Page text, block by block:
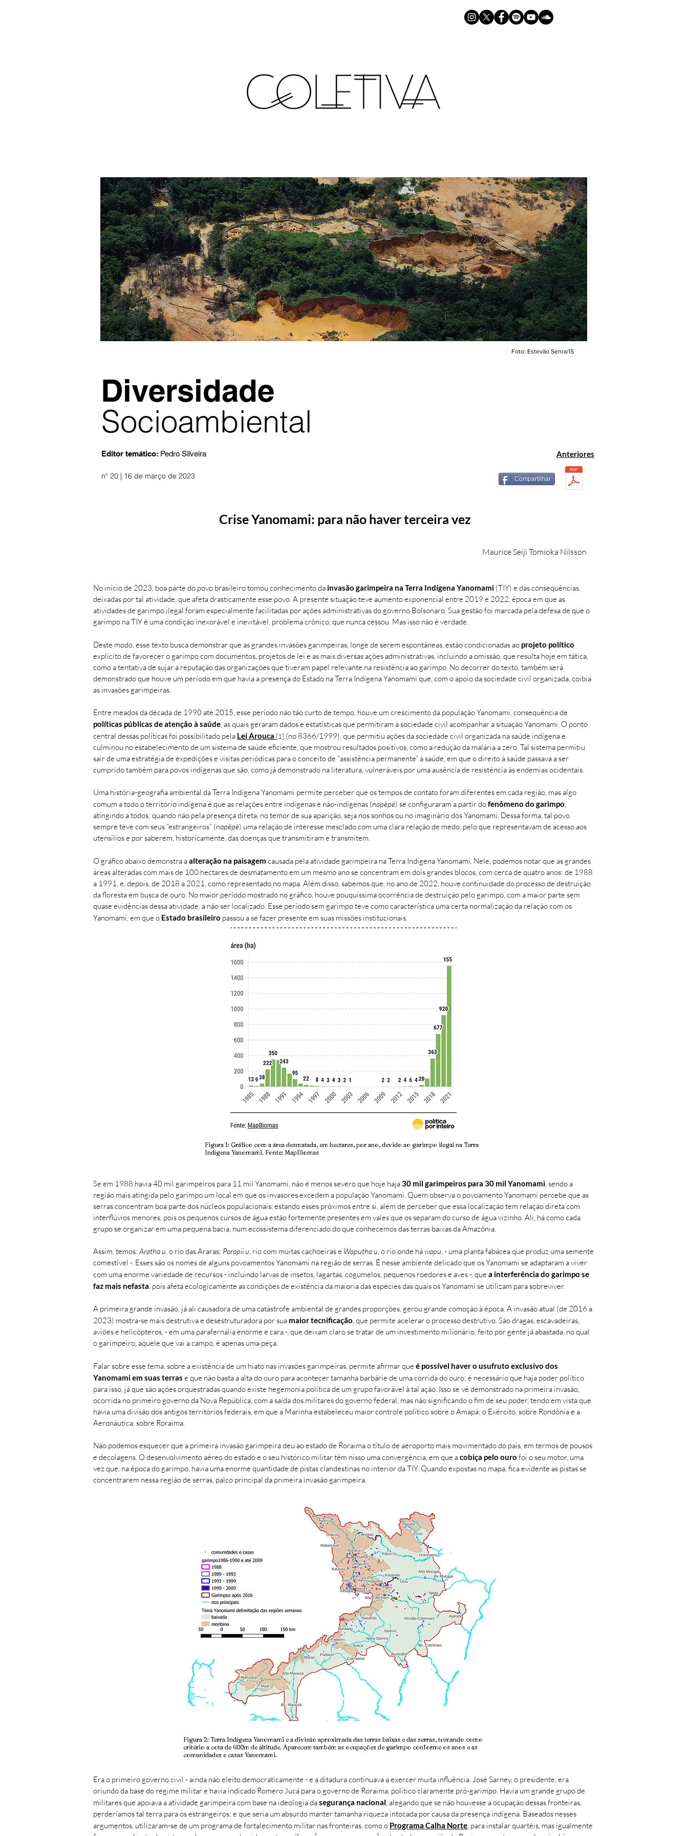
Foto: Estevão Senra/IS
Diversidade
Socioambiental
Editor temático: Pedro Silveira
nº 20 | 16 de março de 2023
Anteriores
Compartilhar
Crise Yanomami: para não haver terceira vez
Maurice Seiji Tomioka Nilsson
No início de 2023, boa parte do povo brasileiro tomou conhecimento da invasão garimpeira na Terra Indígena Yanomami (TIY) e das consequências
deixadas por tal atividade, que afeta drasticamente esse povo. A presente situação teve aumento exponencial entre 2019 e 2022, época em que as
atividades de garimpo ilegal foram especialmente facilitadas por ações administrativas do governo Bolsonaro. Sua gestão foi marcada pela defesa de que o
garimpo na TIY é uma condição inexorável e inevitável, problema crônico, que nunca cessou. Mas isso não é verdade.
Deste modo, esse texto busca demonstrar que as grandes invasões garimpeiras, longe de serem espontâneas, estão condicionadas ao projeto político
explícito de favorecer o garimpo com documentos, projetos de lei e as mais diversas ações administrativas, incluindo a omissão, que resulta hoje em tática,
como a tentativa de sujar a reputação das organizações que tiveram papel relevante na resistência ao garimpo. No decorrer do texto, também será
demonstrado que houve um período em que havia a presença do Estado na Terra Indígena Yanomami que, com o apoio da sociedade civil organizada, coibia
as invasões garimpeiras.
Entre meados da década de 1990 até 2015, esse período não tão curto de tempo, houve um crescimento da população Yanomami, consequência de
políticas públicas de atenção à saúde, as quais geraram dados e estatísticas que permitiram à sociedade civil acompanhar a situação Yanomami. O ponto
central dessas políticas foi possibilitado pela Lei Arouca [1] (no 8366/1999), que permitiu ações da sociedade civil organizada na saúde indígena e
culminou no estabelecimento de um sistema de saúde eficiente, que mostrou resultados positivos, como a redução da malária a zero. Tal sistema permitiu
sair de uma estratégia de expedições e visitas periódicas para o conceito de “assistência permanente” à saúde, em que o direito à saúde passava a ser
cumprido também para povos indígenas que são, como já demonstrado na literatura, vulneráveis por uma ausência de resistência às endemias ocidentais.
Uma história-geografia ambiental da Terra Indígena Yanomami permite perceber que os tempos de contato foram diferentes em cada região, mas algo
comum a todo o território indígena é que as relações entre indígenas e não-indígenas (napëpë) se configuraram a partir dofenômeno do garimpo,
atingindo a todos; quando não pela presença direta, no temor de sua aparição, seja nos sonhos ou no imaginário dos Yanomami. Dessa forma, tal povo
sempre teve com seus “estrangeiros” (napëpë) uma relação de interesse mesclado com uma clara relação de medo, pelo que representavam de acesso aos
utensílios e por saberem, historicamente, das doenças que transmitiram e transmitem.
O gráfico abaixo demonstra aalteração na paisagem causada pela atividade garimpeira na Terra Indígena Yanomami. Nele, podemos notar que as grandes
áreas alteradas com mais de 100 hectares de desmatamento em um mesmo ano se concentram em dois grandes blocos, com cerca de quatro anos: de 1988
a 1991, e, depois, de 2018 a 2021, como representado no mapa. Além disso, sabemos que, no ano de 2022, houve continuidade do processo de destruição
da floresta em busca de ouro. No maior período mostrado no gráfico, houve pouquíssima ocorrência de destruição pelo garimpo, com a maior parte sem
quase evidências dessa atividade, a não ser localizado. Esse período sem garimpo teve como característica uma certa normalização da relação com os
Yanomami, em que o Estado brasileiro passou a se fazer presente em suas missões institucionais.
Figura 1: Gráfico com a área desmatada, em hectares, por ano, devido ao garimpo ilegal na Terra
Indígena Yanomami. Fonte: MapBiomas
Se em 1988 havia 40 mil garimpeiros para 11 mil Yanomami, não é menos severo que hoje haja30 mil garimpeiros para 30 mil Yanomami, sendo a
região mais atingida pelo garimpo um local em que os invasores excedem a população Yanomami. Quem observa o povoamento Yanomami percebe que as
serras concentram boa parte dos núcleos populacionais, estando esses próximos entre si, além de perceber que essa localização tem relação direta com
interflúvios menores, pois os pequenos cursos de água estão fortemente presentes em vales que os separam do curso de água vizinho. Ali, há como cada
grupo se organizar em uma pequena bacia, num ecossistema diferenciado do que conhecemos das terras baixas da Amazônia.
Assim, temos:Aratha u, o rio das Araras; Porapii u, rio com muitas cachoeiras e Waputha u, o rio onde háwapu, - uma planta fabácea que produz uma semente
comestível -. Esses são os nomes de alguns povoamentos Yanomami na região de serras. É nesse ambiente delicado que os Yanomami se adaptaram a viver
com uma enorme variedade de recursos - incluindo larvas de insetos, lagartas, cogumelos, pequenos roedores e aves -, que a interferência do garimpo se
faz mais nefasta, pois afeta ecologicamente as condições de existência da maioria das espécies das quais os Yanomami se utilizam para sobreviver.
A primeira grande invasão, já ali causadora de uma catástrofe ambiental de grandes proporções, gerou grande comoção à época. A invasão atual (de 2016 a
2023) mostra-se mais destrutiva e desestruturadora por sua maior tecnificação, que permite acelerar o processo destrutivo. São dragas, escavadeiras,
aviões e helicópteros, - em uma parafernália enorme e cara -, que deixam claro se tratar de um investimento milionário, feito por gente já abastada, no qual
o garimpeiro, aquele que vai a campo, é apenas uma peça.
Falar sobre esse tema, sobre a existência de um hiato nas invasões garimpeiras, permite afirmar que é possível haver o usufruto exclusivo dos
Yanomami em suas terras e que não basta a alta do ouro para acontecer tamanha barbárie de uma corrida do ouro; é necessário que haja poder político
para isso, já que são ações orquestradas quando existe hegemonia política de um grupo favorável à tal ação. Isso se vê demonstrado na primeira invasão,
ocorrida no primeiro governo da Nova República, com a saída dos militares do governo federal, mas não significando o fim de seu poder, tendo em vista que
havia uma divisão dos antigos territórios federais, em que a Marinha estabeleceu maior controle político sobre o Amapá; o Exército, sobre Rondônia e a
Aeronáutica, sobre Roraima.
Não podemos esquecer que a primeira invasão garimpeira deu ao estado de Roraima o título de aeroporto mais movimentado do país, em termos de pousos
e decolagens. O desenvolvimento aéreo do estado e o seu histórico militar têm nisso uma convergência, em que acobiça pelo ouro foi o seu motor, uma
vez que, na época do garimpo, havia uma enorme quantidade de pistas clandestinas no interior da TIY. Quando expostas no mapa, fica evidente as pistas se
concentrarem nessa região de serras, palco principal da primeira invasão garimpeira.
Figura 2: Terra Indígena Yanomami e a divisão aproximada das terras baixas e das serras, tomando como
critério a cota de 600m de altitude. Aparecem também as ocupações de garimpo conforme os anos e as
comunidades e casas Yanomami.
Era o primeiro governo civil - ainda não eleito democraticamente - e a ditadura continuava a exercer muita influência. José Sarney, o presidente, era
oriundo da base do regime militar e havia indicado Romero Jucá para o governo de Roraima, político claramente pró-garimpo. Havia um grande grupo de
militares que apoiava a atividade garimpeira com base na ideologia dasegurança nacional, alegando que se não houvesse a ocupação dessas fronteiras,
perderíamos tal terra para os estrangeiros; e que seria um absurdo manter tamanha riqueza intocada por causa da presença indígena. Baseados nesses
argumentos, utilizaram-se de um programa de fortalecimento militar nas fronteiras, como o Programa Calha Norte, para instalar quartéis, mas igualmente